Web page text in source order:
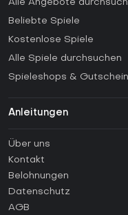
Alle Angebote
Beliebte Spiele
Kostenlose Spiele
Alle Spiele durchsuchen
Spieleshops &
Anleitungen
Anleitungen
Wie aktiviert man einen
Wie aktiviert man einen
Wie aktiviert man einen
Über uns
Kontakt
Belohnungen
Datenschutz
AGB